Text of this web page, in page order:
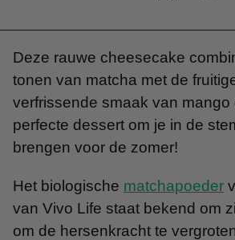
Deze rauwe cheesecake
tonen van matcha met de
verfrissende smaak van mango
perfecte dessert om je in de
brengen voor de zomer!
Het biologische matchapoeder
van Vivo Life staat bekend om
om de hersenkracht te